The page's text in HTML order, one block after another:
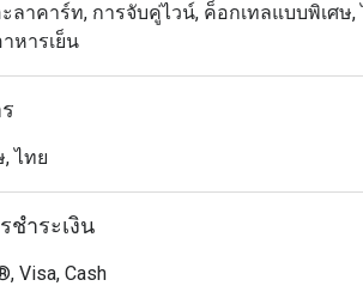
ลาคาร์ท, การจับคู่ไวน์, ค็อกเทลแบบพิเศษ,
หารเย็น
ไทย
ชำระเงิน
Visa, Cash